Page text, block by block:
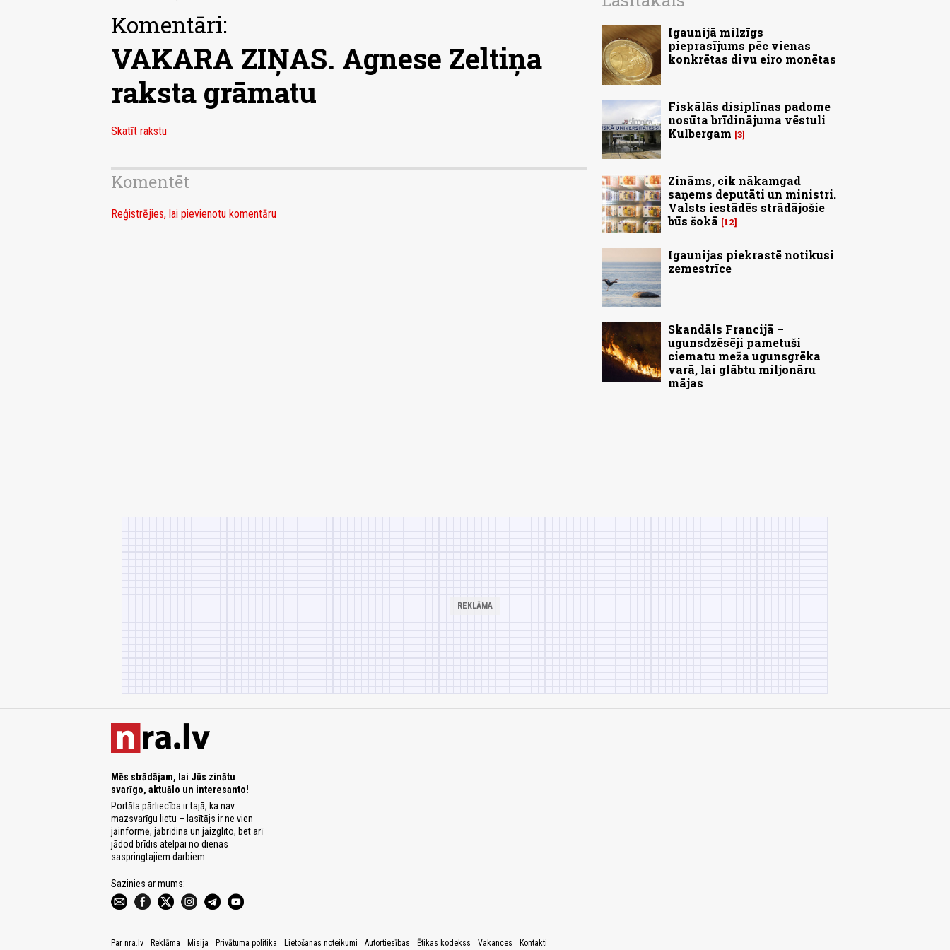
Komentāri:
VAKARA ZIŅAS. Agnese Zeltiņa
raksta grāmatu
Skatīt rakstu
Komentēt
Reģistrējies, lai pievienotu komentāru
Igaunijā milzīgs
pieprasījums pēc vienas
konkrētas divu eiro monētas
Fiskālās disiplīnas padome
nosūta brīdinājuma vēstuli
Kulbergam 3
Zināms, cik nākamgad
saņems deputāti un ministri.
Valsts iestādēs strādājošie
būs šokā
12
Igaunijas piekrastē notikusi
zemestrīce
Skandāls Francijā –
ugunsdzēsēji pametuši
ciematu meža ugunsgrēka
varā, lai glābtu miljonāru
mājas
Mēs strādājam, lai Jūs zinātu
svarīgo, aktuālo un interesanto!
Portāla pārliecība ir tajā, ka nav
mazsvarīgu lietu – lasītājs ir ne vien
jāinformē, jābrīdina un jāizglīto, bet arī
jādod brīdis atelpai no dienas
saspringtajiem darbiem.
Sazinies ar mums:
Par nra.lv Reklāma Misija Privātuma politika Lietošanas noteikumi Autortiesības Ētikas kodekss Vakances Kontakti